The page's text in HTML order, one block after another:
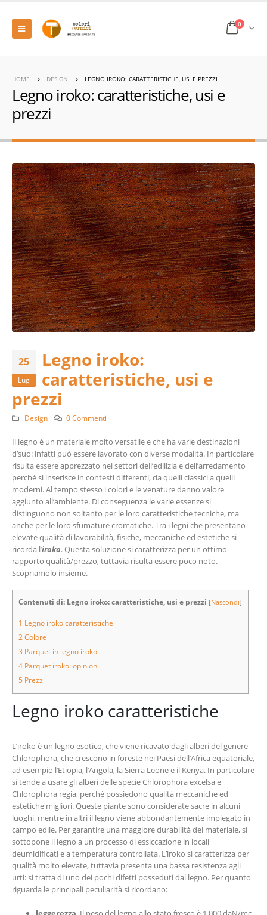
0
HOME DESIGN LEGNO IROKO: CARATTERISTICHE, USI E PREZZI
Legno iroko: caratteristiche, usi e
prezzi
25
Lug
Legno iroko:
caratteristiche, usi e
prezzi
Design 0 Commenti
Il legno è un materiale molto versatile e che ha varie destinazioni
d’suo: infatti può essere lavorato con diverse modalità. In particolare
risulta essere apprezzato nei settori dell’edilizia e dell’arredamento
perché si inserisce in contesti differenti, da quelli classici a quelli
moderni. Al tempo stesso i colori e le venature danno valore
aggiunto all’ambiente. Di conseguenza le varie essenze si
distinguono non soltanto per le loro caratteristiche tecniche, ma
anche per le loro sfumature cromatiche. Tra i legni che presentano
elevate qualità di lavorabilità, fisiche, meccaniche ed estetiche si
ricorda l’iroko. Questa soluzione si caratterizza per un ottimo
rapporto qualità/prezzo, tuttavia risulta essere poco noto.
Scopriamolo insieme.
Contenuti di: Legno iroko: caratteristiche, usi e prezzi [Nascondi]
1 Legno iroko caratteristiche
2Colore
3 Parquet in legno iroko
4 Parquet iroko: opinioni
5 Prezzi
Legno iroko caratteristiche
L’iroko è un legno esotico, che viene ricavato dagli alberi del genere
Chlorophora, che crescono in foreste nei Paesi dell’Africa equatoriale,
ad esempio l’Etiopia, l’Angola, la Sierra Leone e il Kenya. In particolare
si tende a usare gli alberi delle specie Chlorophora excelsa e
Chlorophora regia, perché possiedono qualità meccaniche ed
estetiche migliori. Queste piante sono considerate sacre in alcuni
luoghi, mentre in altri il legno viene abbondantemente impiegato in
campo edile. Per garantire una maggiore durabilità del materiale, si
sottopone il legno a un processo di essiccazione in locali
deumidificati e a temperatura controllata. L’iroko si caratterizza per
qualità molto elevate, tuttavia presenta una bassa resistenza agli
urti: si tratta di uno dei pochi difetti posseduti dal legno. Per quanto
riguarda le principali peculiarità si ricordano: